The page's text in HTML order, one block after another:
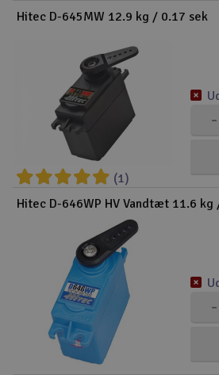
Kameraudstyr
Modelbygg og byggesæt
Modeljernbane
Motor & tilbehør
Outlet
Radio udstyr
Raketter
Scooter & elkøretøj
Slot racing
Smarthjem, leg og hobby
Hitec D-645MW 12.9 kg / 0.17 sek
(1)
-
Hitec D-646WP HV Vandtæt 11.6 kg
-